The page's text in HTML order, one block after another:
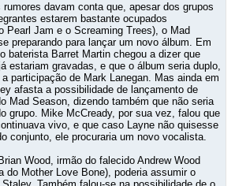
rumores davam conta que, apesar dos grupos
estarem bastante ocupados
Pearl Jam e o Screaming Trees), o Mad
preparando para lançar um novo álbum. Em
baterista Barret Martin chegou a dizer que
estariam gravadas, e que o álbum seria duplo,
participação de Mark Lanegan. Mas ainda em
afasta a possibilidade de lançamento de
Mad Season, dizendo também que não seria
grupo. Mike McCready, por sua vez, falou que
vivo, e que caso Layne não quisesse
conjunto, ele procuraria um novo vocalista.
Wood, irmão do falecido Andrew Wood
do Mother Love Bone), poderia assumir o